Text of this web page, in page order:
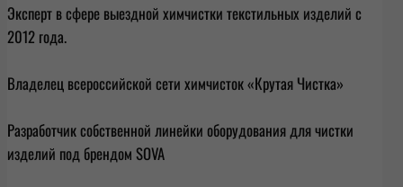
Эксперт в сфере выездной химчистки текстильных изделий с
2012 года.
Владелец всероссийской сети химчисток «Крутая Чистка»
Разработчик собственной линейки оборудования для чистки
изделий под брендом SOVA